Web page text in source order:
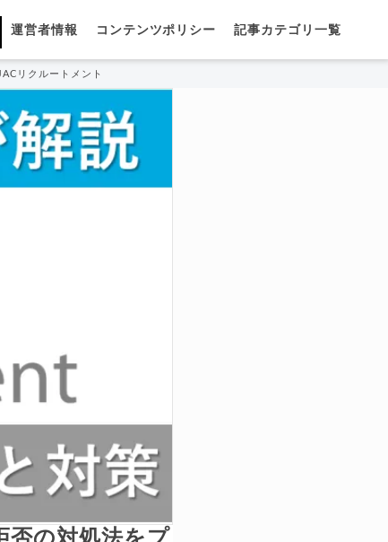
運営者情報 コンテンツポリシー 記事カテゴリ一覧
JACリクルートメントに求人を紹介されない理由は？登録拒否の対処法をプロが